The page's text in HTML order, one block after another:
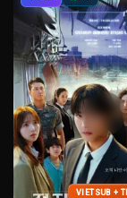
VIETSUB +